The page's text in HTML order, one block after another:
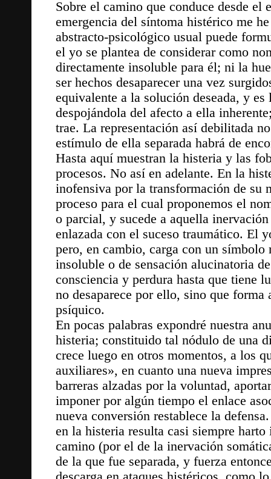
Sobre el camino que conduce desde el
emergencia del síntoma histérico me
abstracto-psicológico usual puede
el yo se plantea de considerar como
directamente insoluble para él; ni la
ser hechos desaparecer una vez
equivalente a la solución deseada, y
despojándola del afecto a ella
trae. La representación así debilitada
estímulo de ella separada habrá de
Hasta aquí muestran la histeria y las
procesos. No así en adelante. En la
inofensiva por la transformación de su
proceso para el cual proponemos el
o parcial, y sucede a aquella
enlazada con el suceso traumático. El
pero, en cambio, carga con un
insoluble o de sensación alucinatoria
consciencia y perdura hasta que tiene
no desaparece por ello, sino que
psíquico.
En pocas palabras expondré nuestra
histeria; constituido tal nódulo de una
crece luego en otros momentos, a los
auxiliares», en cuanto una nueva
barreras alzadas por la voluntad,
imponer por algún tiempo el enlace
nueva conversión restablece la
en la histeria resulta casi siempre
camino (por el de la inervación
de la que fue separada, y fuerza